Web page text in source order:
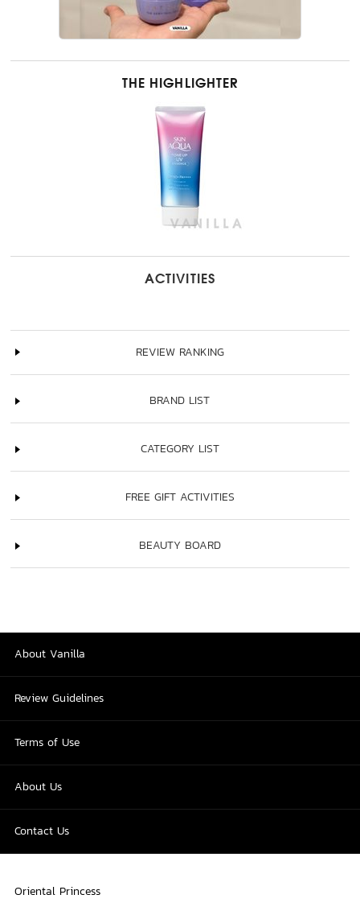
THE HIGHLIGHTER
ACTIVITIES
REVIEW RANKING
BRAND LIST
CATEGORY LIST
FREE GIFT ACTIVITIES
BEAUTY BOARD
About Vanilla
Review Guidelines
Terms of Use
About Us
Contact Us
Oriental Princess